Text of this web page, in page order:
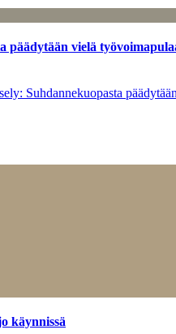
päädytään vielä
Suhdannekuopasta
käynnissä